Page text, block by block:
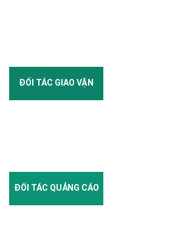
ĐỐI TÁC GIAO VẬN
ĐỐI TÁC QUẢNG CÁO